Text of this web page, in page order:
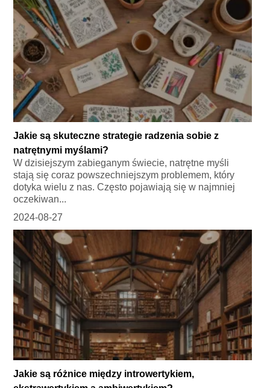
Jakie są skuteczne strategie radzenia sobie z
natrętnymi myślami?
W dzisiejszym zabieganym świecie, natrętne myśli
stają się coraz powszechniejszym problemem, który
dotyka wielu z nas. Często pojawiają się w najmniej
oczekiwan...
2024-08-27
Jakie są różnice między introwertykiem,